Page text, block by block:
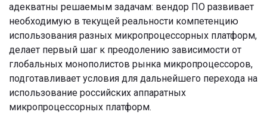
адекватны решаемым задачам: вендор ПО развивает
необходимую в текущей реальности компетенцию
использования разных микропроцессорных платформ,
делает первый шаг к преодолению зависимости от
глобальных монополистов рынка микропроцессоров,
подготавливает условия для дальнейшего перехода на
использование российских аппаратных
микропроцессорных платформ.